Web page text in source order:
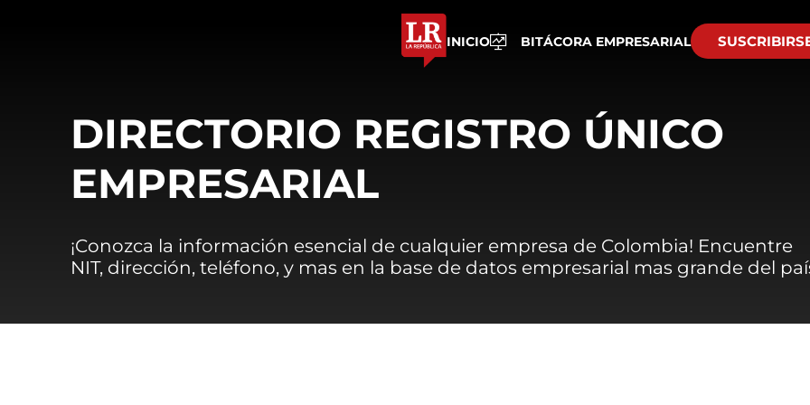
INICIO BITÁCORA EMPRESARIAL
DIRECTORIO REGISTRO ÚNICO
EMPRESARIAL
¡Conozca la información esencial de cualquier empresa de Colombia! Encuentre
NIT, dirección, teléfono, y mas en la base de datos empresarial mas grande del